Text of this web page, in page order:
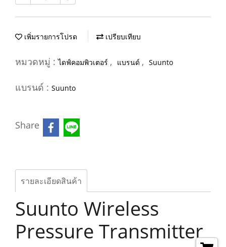
เพิ่มรายการโปรด เปรียบเทียบ
หมวดหมู่ :ไดฟ์คอมพิวเตอร์ , แบรนด์ , Suunto
แบรนด์ : Suunto
Share
รายละเอียดสินค้า
Suunto Wireless
Pressure Transmitter